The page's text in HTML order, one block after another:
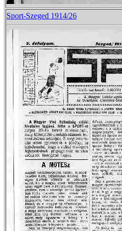
Sport-Szeged 1914/26